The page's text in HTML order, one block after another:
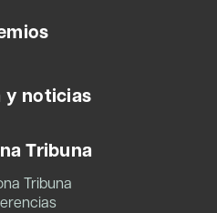
y noticias
Tribuna
Tribuna